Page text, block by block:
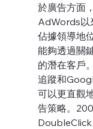
於廣告方面
AdWords以
佔據領導地
能夠透過關
的潛在客戶
追蹤和
可以更直觀
告策略。